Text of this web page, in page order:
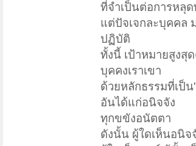
ที่จำเป็นต่อการหลุ
แต่ปัจเจกละบุคคล
ปฏิบัติ
ทั้งนี้ เป้าหมายสูงสุ
บุคคงเราเขา
ด้วยหลักธรรมที่เป็
อันได้แก่อนิจจัง
ทุกขขังอนัตตา
ดังนั้น ผู้ใดเห็นอนิจ